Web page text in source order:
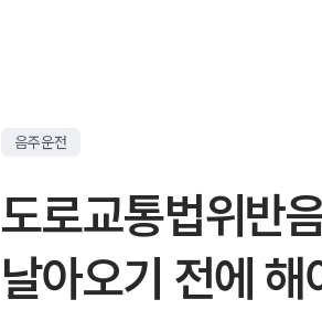
음주운전
도로교통법위반
날아오기 전에